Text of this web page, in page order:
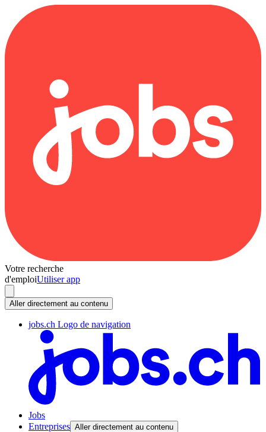
Votre recherche
d'emploiUtiliser app
Aller directement au contenu
jobs.ch Logo de navigation
Jobs
Entreprises Aller directement au contenu